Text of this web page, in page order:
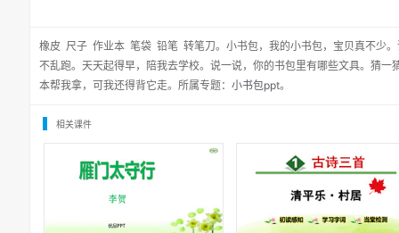
橡皮 尺子 作业本 笔袋 铅笔 转笔刀。小书包，我的小书包，宝贝真不少
不乱跑。天天起得早，陪我去学校。说一说，你的书包里有哪些文具。猜
本帮我拿，可我还得背它走。所属专题： 小书包ppt。
相关课件